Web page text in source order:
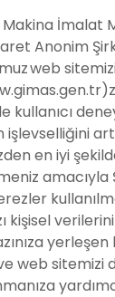
İmalat
Anonim
web
kullanıcı
işlevselliğini
en iyi
amacıyla
kişisel
web sitemizi